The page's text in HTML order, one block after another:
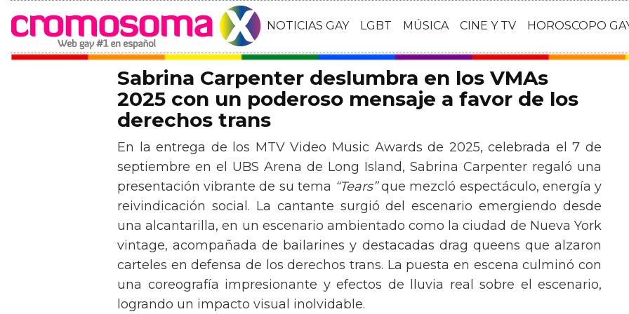
NOTICIAS GAY LGBT MÚSICA CINE Y TV HOROSCOPO
Sabrina Carpenter deslumbra en los VMAs
2025 con un poderoso mensaje a favor de los
derechos trans
En la entrega de los MTV Video Music Awards de 2025, celebrada el 7 de
septiembre en el UBS Arena de Long Island, Sabrina Carpenter regaló una
presentación vibrante de su tema “Tears”que mezcló espectáculo, energía y
reivindicación social. La cantante surgió del escenario emergiendo desde
una alcantarilla, en un escenario ambientado como la ciudad de Nueva York
vintage, acompañada de bailarines y destacadas drag queens que alzaron
carteles en defensa de los derechos trans. La puesta en escena culminó con
una coreografía impresionante y efectos de lluvia real sobre el escenario,
logrando un impacto visual inolvidable.